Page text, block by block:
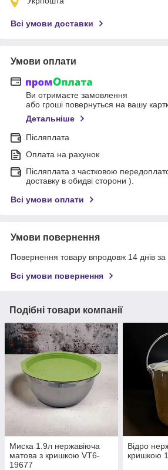
Всі умови доставки
Умови оплати
Ви отримаєте замовлення
або гроші повернуться на вашу
Детальніше
Післяплата
Оплата на рахунок
Післяплата з частковою
доставку в обидві сторони ).
Всі умови оплати
Умови повернення
Повернення товару впродовж 14 днів
Всі умови повернення
Подібні товари компанії
Миска 1.9л нержавіюча
матова з кришкою VT6-
19677
Відро
кришкою